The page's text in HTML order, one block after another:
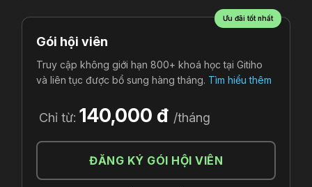
Ưu đãi tốt nhất
Gói hội viên
Truy cập không giới hạn 800+ khoá học tại Gitiho
và liên tục được bổ sung hàng tháng. Tìm hiểu thêm
Chỉ từ: 140,000 đ /tháng
ĐĂNG KÝ GÓI HỘI VIÊN